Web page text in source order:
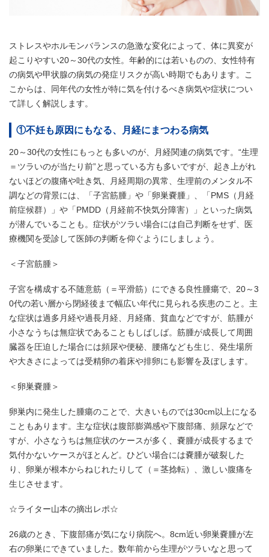
ストレスやホルモンバランスの急激な変化によって、体に異変が
起こりやすい20～30代の女性。年齢的には若いものの、女性特有
の病気や甲状腺の病気の発症リスクが高い時期でもあります。こ
こからは、同年代の女性が特に気を付けるべき病気や症状につい
て詳しく解説します。
①不妊も原因にもなる、月経にまつわる病気
20～30代の女性にもっとも多いのが、月経関連の病気です。“生理
＝ツラいのが当たり前”と思っている方も多いですが、起き上がれ
ないほどの腹痛や吐き気、月経周期の異常、生理前のメンタル不
調などの背景には、「子宮筋腫」や「卵巣嚢腫」、「PMS（月経
前症候群）」や「PMDD（月経前不快気分障害）」といった病気
が潜んでいることも。症状がツラい場合には自己判断をせず、医
療機関を受診して医師の判断を仰ぐようにしましょう。
＜子宮筋腫＞
子宮を構成する不随意筋（＝平滑筋）にできる良性腫瘍で、20～3
0代の若い層から閉経後まで幅広い年代に見られる疾患のこと。主
な症状は過多月経や過長月経、月経痛、貧血などですが、筋腫が
小さなうちは無症状であることもしばしば。筋腫が成長して周囲
臓器を圧迫した場合には頻尿や便秘、腰痛なども生じ、発生場所
や大きさによっては受精卵の着床や排卵にも影響を及ぼします。
＜卵巣嚢腫＞
卵巣内に発生した腫瘍のことで、大きいものでは30cm以上になる
こともあります。主な症状は腹部膨満感や下腹部痛、頻尿などで
すが、小さなうちは無症状のケースが多く、嚢腫が成長するまで
気付かないケースがほとんど。ひどい場合には嚢腫が破裂した
り、卵巣が根本からねじれたりして（＝茎捻転）、激しい腹痛を
生じさせます。
☆ライター山本の摘出レポ☆
26歳のとき、下腹部痛が気になり病院へ。8cm近い卵巣嚢腫が左
右の卵巣にできていました。数年前から生理がツラいなと思って